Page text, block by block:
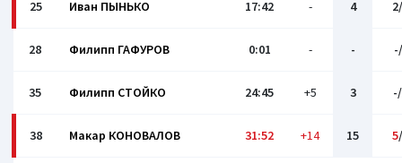
25 Иван ПЫНЬКО 17:42 - 4
28 Филипп ГАФУРОВ 0:01 - -
35 Филипп СТОЙКО 24:45 +5 3
38 Макар КОНОВАЛОВ 31:52 +14 15 5/